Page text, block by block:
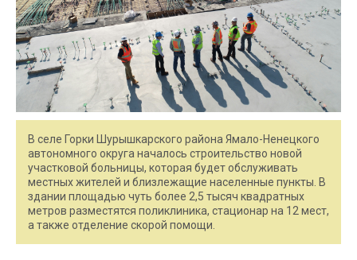
В селе Горки Шурышкарского района Ямало-Ненецкого
автономного округа началось строительство новой
участковой больницы, которая будет обслуживать
местных жителей и близлежащие населенные пункты. В
здании площадью чуть более 2,5 тысяч квадратных
метров разместятся поликлиника, стационар на 12 мест,
а также отделение скорой помощи.